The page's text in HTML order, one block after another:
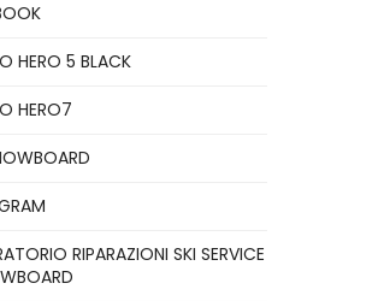
HERO 5 BLACK
HERO7
RIPARAZIONI SKI SERVICE